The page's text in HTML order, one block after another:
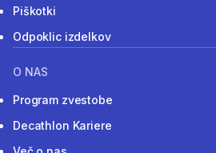
Piškotki
Odpoklic izdelkov
O NAS
Program zvestobe
Decathlon Kariere